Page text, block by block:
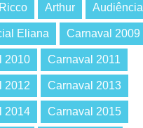
Arthur Audiência
Eliana Carnaval 2009
2010 Carnaval 2011
2012 Carnaval 2013
2014 Carnaval 2015